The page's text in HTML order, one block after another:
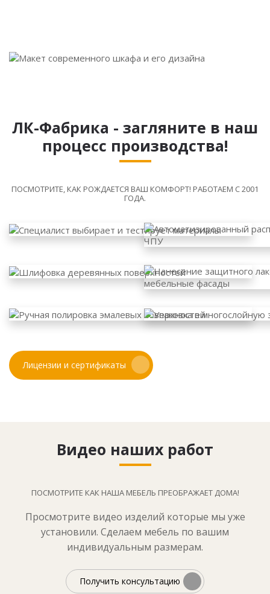
ЛК-Фабрика - загляните в наш
процесс производства!
ПОСМОТРИТЕ, КАК РОЖДАЕТСЯ ВАШ КОМФОРТ! РАБОТАЕМ С 2001
ГОДА.
Лицензии и сертификаты
Видео наших работ
ПОСМОТРИТЕ КАК НАША МЕБЕЛЬ ПРЕОБРАЖАЕТ ДОМА!
Просмотрите видео изделий которые мы уже
установили. Сделаем мебель по вашим
индивидуальным размерам.
Получить консультацию